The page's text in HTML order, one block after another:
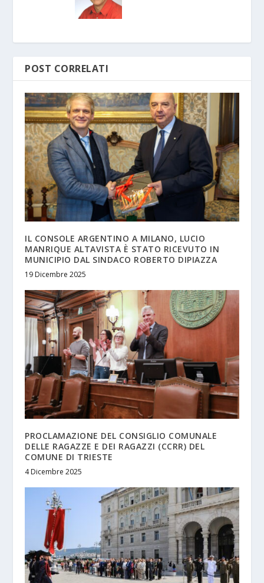
POST CORRELATI
IL CONSOLE ARGENTINO A MILANO, LUCIO
MANRIQUE ALTAVISTA È STATO RICEVUTO IN
MUNICIPIO DAL SINDACO ROBERTO DIPIAZZA
19 Dicembre 2025
PROCLAMAZIONE DEL CONSIGLIO COMUNALE
DELLE RAGAZZE E DEI RAGAZZI (CCRR) DEL
COMUNE DI TRIESTE
4 Dicembre 2025